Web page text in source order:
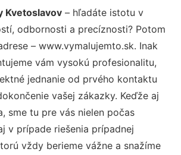
Kvetoslavov – hľadáte istotu v
odbornosti a precíznosti? Potom
– www.vymalujemto.sk. Inak
vám vysokú profesionalitu,
jednanie od prvého kontaktu
vašej zákazky. Keďže aj
sme tu pre vás nielen počas
v prípade riešenia prípadnej
vždy berieme vážne a snažíme